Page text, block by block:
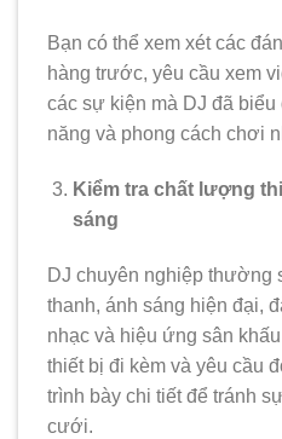
Bạn có thể xem xét các
hàng trước, yêu cầu xem
các sự kiện mà DJ đã
năng và phong cách chơi
Kiểm tra chất lượng
sáng
DJ chuyên nghiệp thường
thanh, ánh sáng hiện đại,
nhạc và hiệu ứng sân
thiết bị đi kèm và yêu cầu
trình bày chi tiết để tránh
cưới.